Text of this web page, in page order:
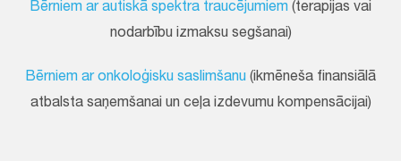
Bērniem ar autiskā spektra traucējumiem (terapijas vai
nodarbību izmaksu segšanai)
Bērniem ar onkoloģisku saslimšanu (ikmēneša finansiālā
atbalsta saņemšanai un ceļa izdevumu kompensācijai)